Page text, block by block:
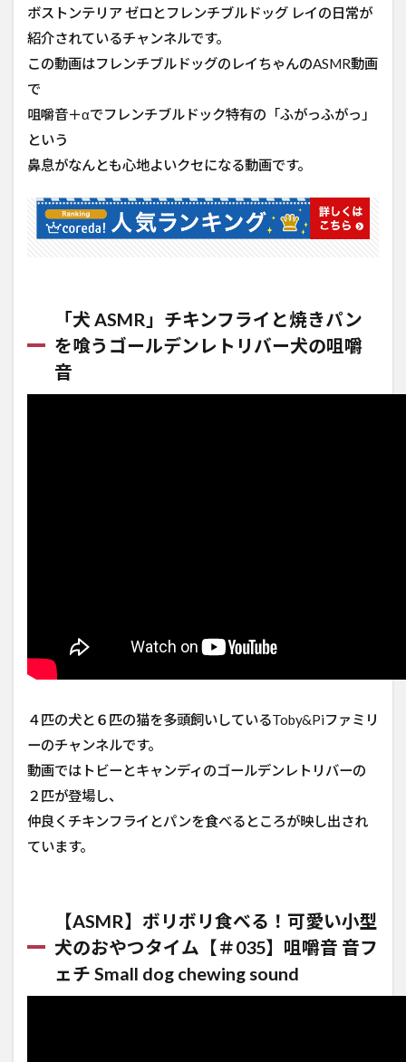
2.12
【ASMR】寝
と一緒に寝ま
breathing【フ
レンチブルド
ッグとボスト
ンテリア】
2.13
ASMR
/ 犬が
ます
(ダイジ
ェスト)
ボストンテリア ゼロとフレンチブルドッグ レイの日常が
紹介されているチャンネルです。
この動画はフレンチブルドッグのレイちゃんのASMR動画
で
咀嚼音＋αでフレンチブルドック特有の「ふがっふがっ」
という
鼻息がなんとも心地よいクセになる動画です。
「犬 ASMR」チキンフライと焼きパン
を喰うゴールデンレトリバー犬の咀嚼
音
４匹の犬と６匹の猫を多頭飼いしているToby&Piファミリ
ーのチャンネルです。
動画ではトビーとキャンディのゴールデンレトリバーの
２匹が登場し、
仲良くチキンフライとパンを食べるところが映し出され
ています。
【ASMR】ボリボリ食べる！可愛い小型
犬のおやつタイム【＃035】咀嚼音 音フ
ェチ Small dog chewing sound